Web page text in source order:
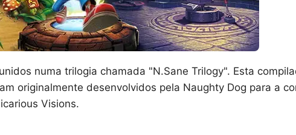
numa trilogia chamada "N.Sane Trilogy". Esta
originalmente desenvolvidos pela Naughty Dog para a
Visions.